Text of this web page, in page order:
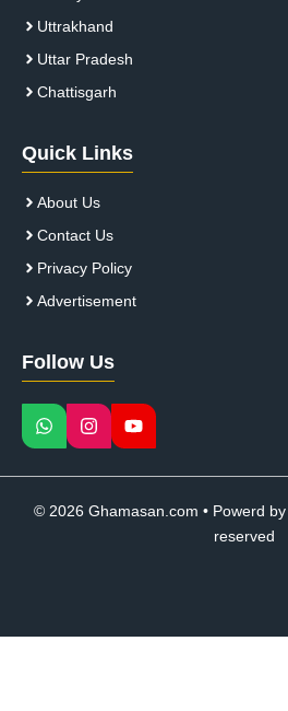
Uttrakhand
Uttar Pradesh
Chattisgarh
Quick Links
About Us
Contact Us
Privacy Policy
Advertisement
Follow Us
© 2026 Ghamasan.com • Powerd by
reserved